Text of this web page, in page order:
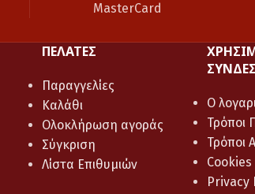
MasterCard
ΠΕΛΆΤΕΣ
Παραγγελίες
Καλάθι
Ολοκλήρωση αγοράς
Σύγκριση
Λίστα Επιθυμιών
Ο
Τρόποι
Τρόποι
Cookies
Privacy